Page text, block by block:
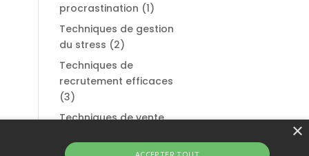
procrastination (1)
Techniques de gestion
du stress (2)
Techniques de
recrutement efficaces
(3)
Techniques de vente
×